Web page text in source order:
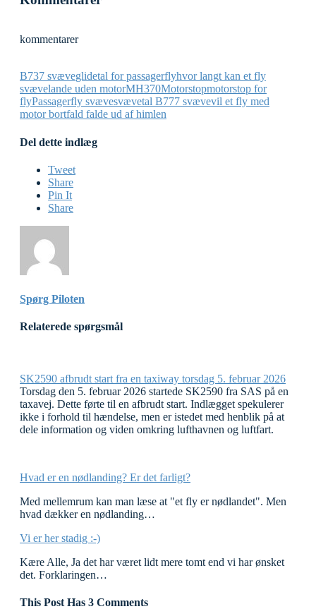
kommentarer
B737 svæveglidetal for passagerflyhvor langt kan et fly
svævelande uden motorMH370Motorstopmotorstop for
flyPassagerfly svævesvævetal B777 svævevil et fly med
motor bortfald falde ud af himlen
Del dette indlæg
Tweet
Share
Pin It
Share
Spørg Piloten
Relaterede spørgsmål
SK2590 afbrudt start fra en taxiway torsdag 5. februar 2026
Torsdag den 5. februar 2026 startede SK2590 fra SAS på en
taxavej. Dette førte til en afbrudt start. Indlægget spekulerer
ikke i forhold til hændelse, men er istedet med henblik på at
dele information og viden omkring lufthavnen og luftfart.
Hvad er en nødlanding? Er det farligt?
Med mellemrum kan man læse at "et fly er nødlandet". Men
hvad dækker en nødlanding…
Vi er her stadig :-)
Kære Alle, Ja det har været lidt mere tomt end vi har ønsket
det. Forklaringen…
This Post Has 3 Comments